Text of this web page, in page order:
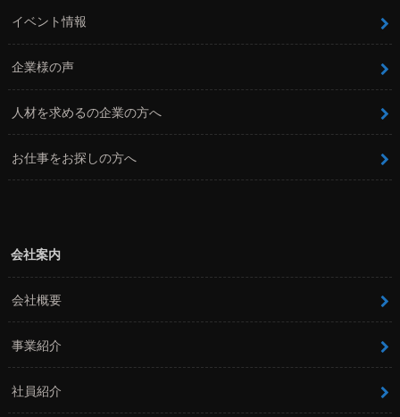
イベント情報
企業様の声
人材を求めるの企業の方へ
お仕事をお探しの方へ
会社案内
会社概要
事業紹介
社員紹介